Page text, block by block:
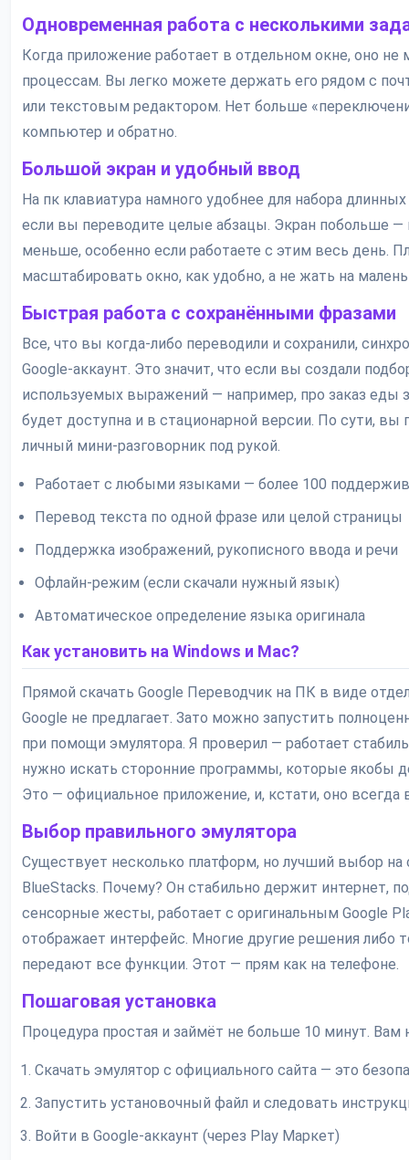
Одновременная работа с несколькими
Когда приложение работает в отдельном окне, оно
процессам. Вы легко можете держать его рядом с
или текстовым редактором. Нет больше
компьютер и обратно.
Большой экран и удобный ввод
На пк клавиатура намного удобнее для набора
если вы переводите целые абзацы. Экран побольше —
меньше, особенно если работаете с этим весь день.
масштабировать окно, как удобно, а не жать на
Быстрая работа с сохранёнными фразами
Все, что вы когда-либо переводили и сохранили,
Google-аккаунт. Это значит, что если вы создали
используемых выражений — например, про заказ еды
будет доступна и в стационарной версии. По сути, вы
личный мини-разговорник под рукой.
Работает с любыми языками — более 100
Перевод текста по одной фразе или целой страницы
Поддержка изображений, рукописного ввода и речи
Офлайн-режим (если скачали нужный язык)
Автоматическое определение языка оригинала
Как установить на Windows и Mac?
Прямой скачать Google Переводчик на ПК в виде
Google не предлагает. Зато можно запустить
при помощи эмулятора. Я проверил — работает
нужно искать сторонние программы, которые якобы
Это — официальное приложение, и, кстати, оно всегда
Выбор правильного эмулятора
Существует несколько платформ, но лучший выбор на
BlueStacks. Почему? Он стабильно держит интернет,
сенсорные жесты, работает с оригинальным Google
отображает интерфейс. Многие другие решения либо
передают все функции. Этот — прям как на телефоне.
Пошаговая установка
Процедура простая и займёт не больше 10 минут. Вам
Скачать эмулятор с официального сайта — это
Запустить установочный файл и следовать
Войти в Google-аккаунт (через Play Маркет)